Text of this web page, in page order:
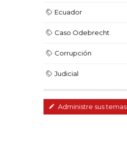
Ecuador
Caso Odebrecht
Corrupción
Judicial
Administre sus temas